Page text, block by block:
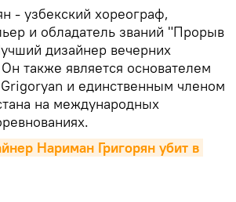
- узбекский хореограф,
и обладатель званий "Прорыв
дизайнер вечерних
также является основателем
и единственным членом
на международных
Нариман Григорян убит в